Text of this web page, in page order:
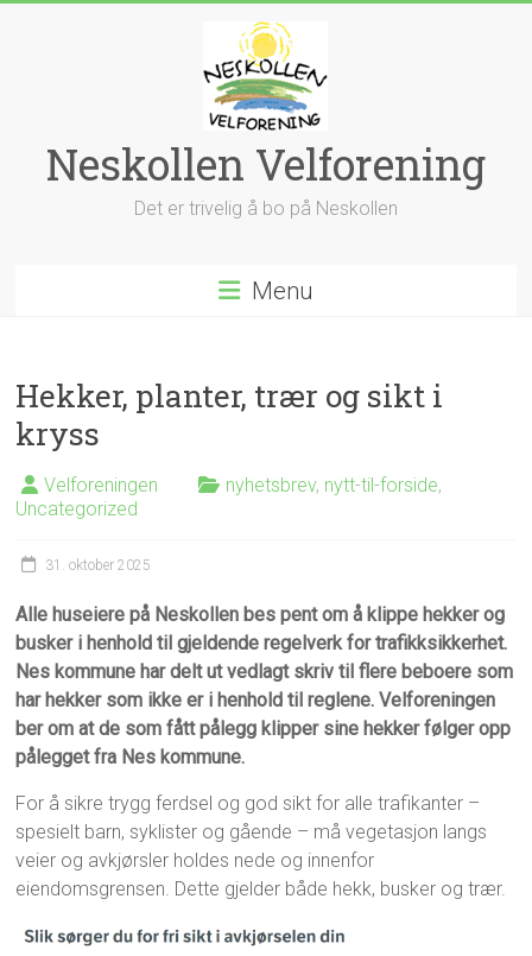
Neskollen Velforening
Det er trivelig å bo på Neskollen
Menu
Hekker, planter, trær og sikt i
kryss
Velforeningen nyhetsbrev, nytt-til-forside,
Uncategorized
31. oktober 2025
Alle huseiere på Neskollen bes pent om å klippe hekker og
busker i henhold til gjeldende regelverk for trafikksikkerhet.
Nes kommune har delt ut vedlagt skriv til flere beboere som
har hekker som ikke er i henhold til reglene. Velforeningen
ber om at de som fått pålegg klipper sine hekker følger opp
pålegget fra Nes kommune.
For å sikre trygg ferdsel og god sikt for alle trafikanter –
spesielt barn, syklister og gående – må vegetasjon langs
veier og avkjørsler holdes nede og innenfor
eiendomsgrensen. Dette gjelder både hekk, busker og trær.